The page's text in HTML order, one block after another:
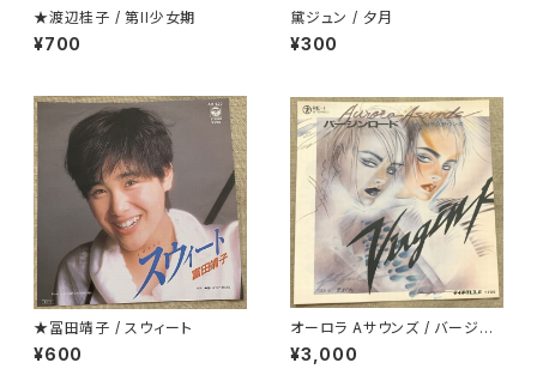
★渡辺桂子 / 第II少女期
¥700
黛ジュン / 夕月
¥300
★冨田靖子 / スウィート
¥600
オーロラ Aサウンズ / バージン
ロード
¥3,000